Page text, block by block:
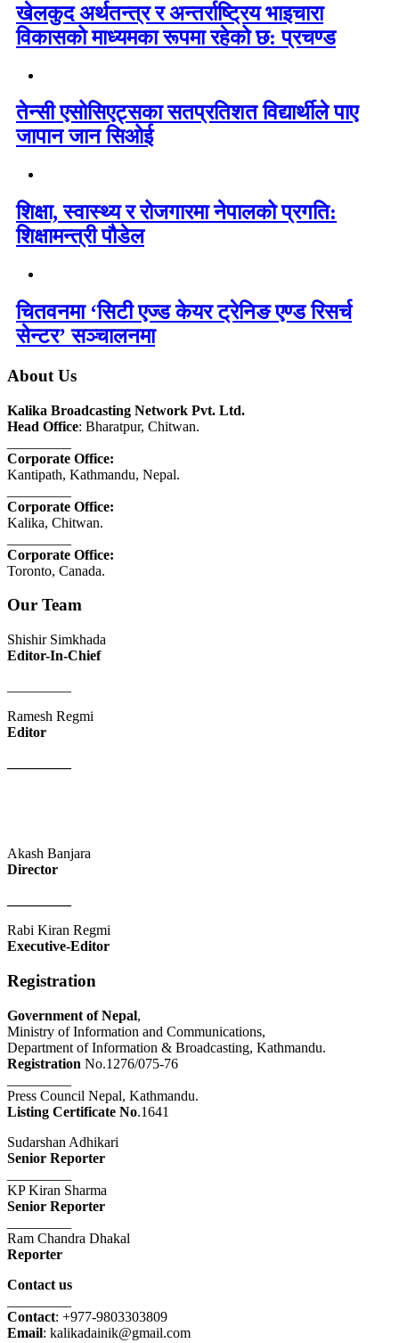
खेलकुद अर्थतन्त्र र अन्तर्राष्ट्रिय भाइचारा
विकासको माध्यमका रूपमा रहेको छ: प्रचण्ड
तेन्सी एसोसिएट्सका सतप्रतिशत विद्यार्थीले पाए
जापान जान सिओई
शिक्षा, स्वास्थ्य र रोजगारमा नेपालको प्रगति:
शिक्षामन्त्री पौडेल
चितवनमा ‘सिटी एज्ड केयर ट्रेनिङ एण्ड रिसर्च
सेन्टर’ सञ्चालनमा
About Us
Kalika Broadcasting Network Pvt. Ltd.
Head Office: Bharatpur, Chitwan.
Corporate Office:
Kantipath, Kathmandu, Nepal.
Corporate Office:
Kalika, Chitwan.
Corporate Office:
Toronto, Canada.
Our Team
Shishir Simkhada
Editor-In-Chief
Ramesh Regmi
Editor
Akash Banjara
Director
Rabi Kiran Regmi
Executive-Editor
Registration
Government of Nepal,
Ministry of Information and Communications,
Department of Information & Broadcasting, Kathmandu.
Registration No.1276/075-76
Press Council Nepal, Kathmandu.
Listing Certificate No.1641
Sudarshan Adhikari
Senior Reporter
KP Kiran Sharma
Senior Reporter
Ram Chandra Dhakal
Reporter
Contact us
Contact: +977-9803303809
Email: kalikadainik@gmail.com